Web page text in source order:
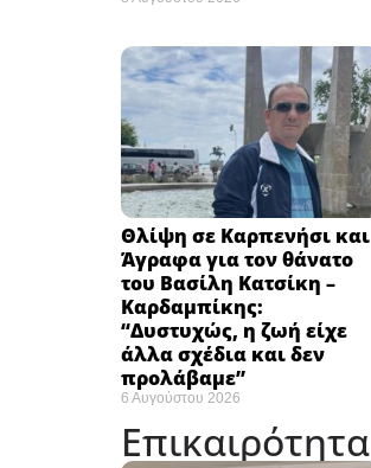
Θλίψη σε Καρπενήσι και
Άγραφα για τον θάνατο
του Βασίλη Κατσίκη –
Καρδαμπίκης:
“Δυστυχώς, η ζωή είχε
άλλα σχέδια και δεν
προλάβαμε”
6 Αυγούστου 2026
Επικαιρότητα